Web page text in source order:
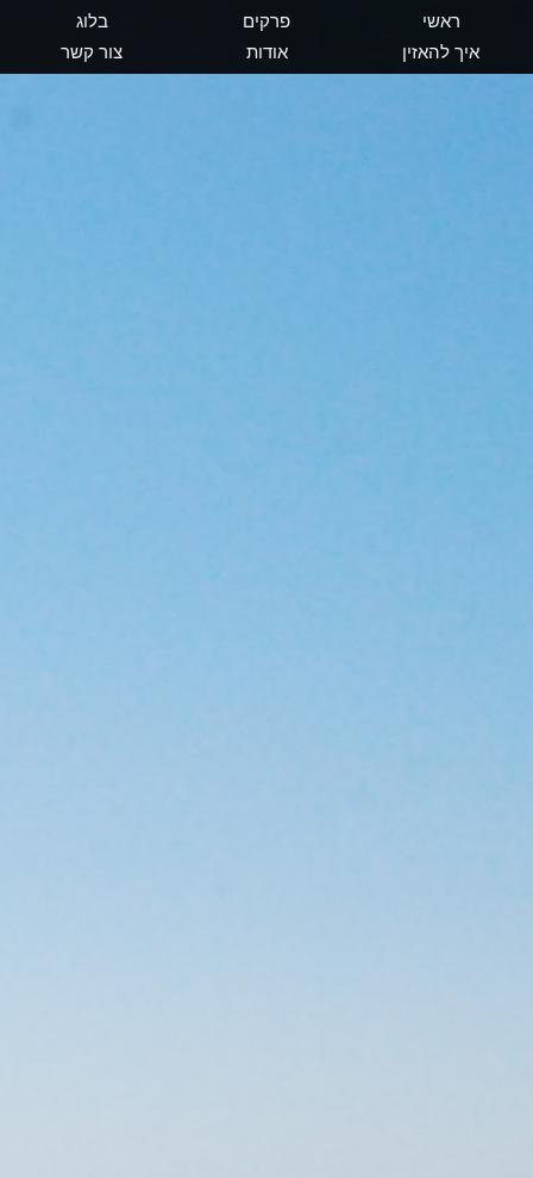
ראשי פרקים
בלוג
איך להאזין
אודות צור קשר